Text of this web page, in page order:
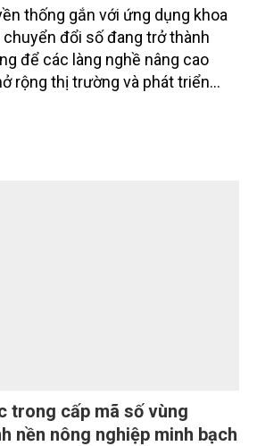
thống gắn với ứng dụng khoa
đổi số đang trở thành
để các làng nghề nâng cao
rộng thị trường và phát triển
nhân và cơ sở sản xuất đã
duy, đầu tư công nghệ, xây
trong cấp mã số vùng
nền nông nghiệp minh bạch